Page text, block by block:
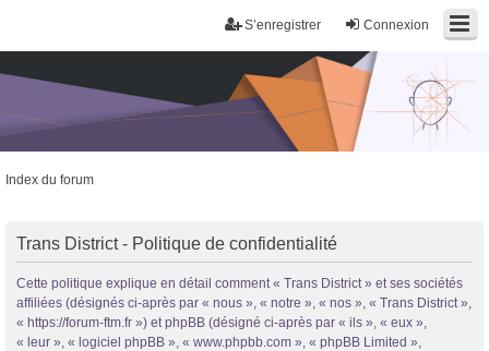
Connexion
S’enregistrer
Trans District
Forum d'information sur les transidentités masculines FtM/FtX/Ft*
Index du forum
Trans District - Politique de confidentialité
Cette politique explique en détail comment « Trans District » et ses sociétés
affiliées (désignés ci-après par « nous », « notre », « nos », « Trans District »,
« https://forum-ftm.fr ») et phpBB (désigné ci-après par « ils », « eux »,
« leur », « logiciel phpBB », « www.phpbb.com », « phpBB Limited »,